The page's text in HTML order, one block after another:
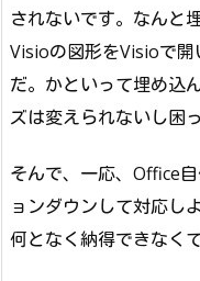
されないです。なんと
Visioの図形をVisioで開
だ。かといって埋め込
ズは変えられないし困
そんで、一応、Office
ョンダウンして対応し
何となく納得できなく